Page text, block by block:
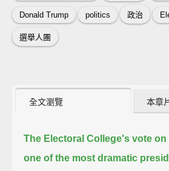
Donald Trump politics 政治
選舉人團
全文瀏覽 本章
The Electoral College's vote on
one of the most dramatic